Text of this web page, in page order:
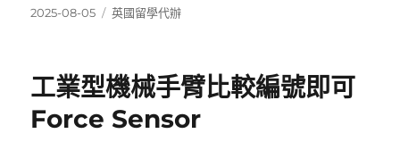
發
2025-08-05
分
英國留學代辦
工業型機械手臂比較編號即可
Force Sensor